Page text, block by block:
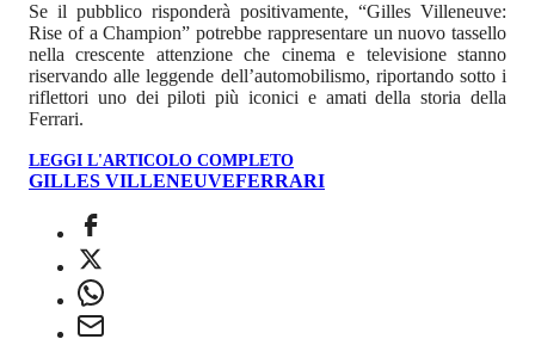
Se il pubblico risponderà positivamente, “Gilles Villeneuve:
Rise of a Champion” potrebbe rappresentare un nuovo tassello
nella crescente attenzione che cinema e televisione stanno
riservando alle leggende dell’automobilismo, riportando sotto i
riflettori uno dei piloti più iconici e amati della storia della
Ferrari.
LEGGI L'ARTICOLO COMPLETO
GILLES VILLENEUVEFERRARI